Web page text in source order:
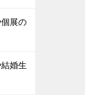
展の
婚生